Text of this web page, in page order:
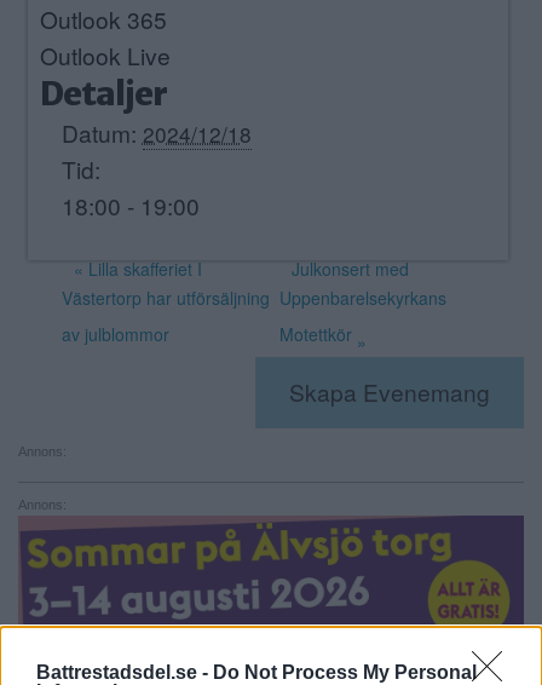
Battrestadsdel.se - Do Not Process My Personal
Outlook 365
Outlook Live
Detaljer
Datum: 2024/12/18
Tid:
18:00 - 19:00
« Lilla skafferiet I
Västertorp har utförsäljning
av julblommor
Julkonsert med
Uppenbarelsekyrkans
Motettkör »
Skapa Evenemang
Annons:
Annons: